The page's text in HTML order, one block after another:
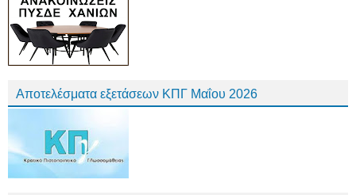
Αποτελέσματα εξετάσεων ΚΠΓ Μαΐου 2026